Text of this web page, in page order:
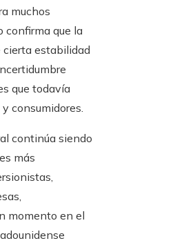
muchos
confirma que la
estabilidad
que todavía
consumidores.
continúa siendo
más
momento en el